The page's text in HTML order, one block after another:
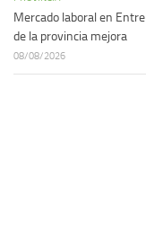
Mercado laboral en
de la provincia mejora
08/08/2026